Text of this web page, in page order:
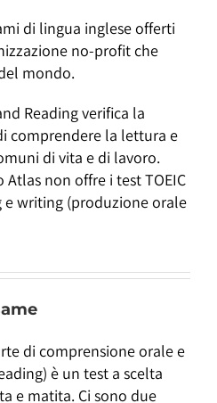
di lingua inglese offerti
no-profit che
mondo.
Reading verifica la
comprendere la lettura e
di vita e di lavoro.
non offre i test TOEIC
e writing (produzione orale
di comprensione orale e
è un test a scelta
e matita. Ci sono due